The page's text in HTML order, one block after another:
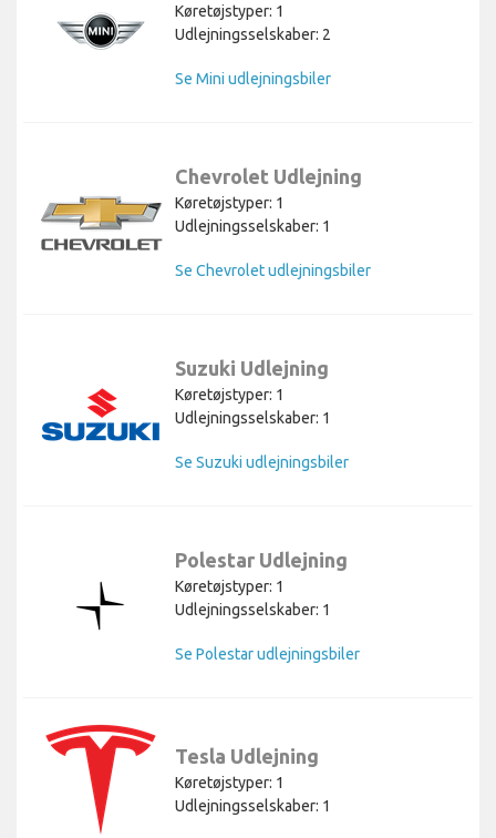
Køretøjstyper: 1
Udlejningsselskaber: 2
Se Mini udlejningsbiler
Chevrolet Udlejning
Køretøjstyper: 1
Udlejningsselskaber: 1
Se Chevrolet udlejningsbiler
Suzuki Udlejning
Køretøjstyper: 1
Udlejningsselskaber: 1
Se Suzuki udlejningsbiler
Polestar Udlejning
Køretøjstyper: 1
Udlejningsselskaber: 1
Se Polestar udlejningsbiler
Tesla Udlejning
Køretøjstyper: 1
Udlejningsselskaber: 1